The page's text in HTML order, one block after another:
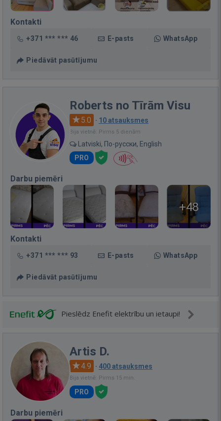
Kontakti
+371 *** *** 46 E-pasts WhatsApp
Piedāvāt pasūtījumu
Roberts no Tīrām Visu
5.0 · 10 atsauksmes
Bija vietnē: Pirms 5 dienām
Latviski, По-русски, English
PRO
Darbu piemēri
+48
Kontakti
+371 *** *** 93 E-pasts WhatsApp
Piedāvāt pasūtījumu
Pieslēdz Enefit elektrību un ietaupi!
Artis D.
4.9 · 400 atsauksmes
Bija vietnē: Pirms 15 min.
PRO
Darbu piemēri